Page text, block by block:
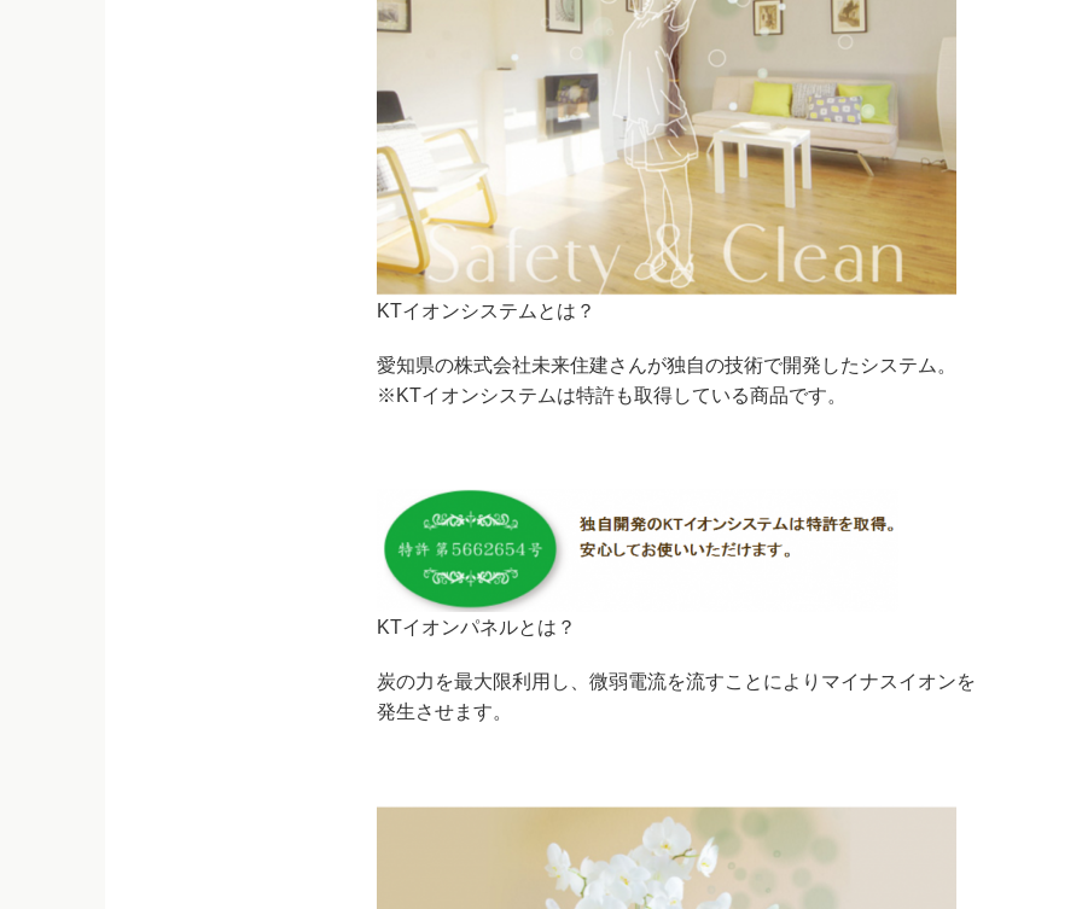
KTイオンシステムとは？
愛知県の株式会社未来住建さんが独自の技術で開発したシステム。
※KTイオンシステムは特許も取得している商品です。
KTイオンパネルとは？
炭の力を最大限利用し、微弱電流を流すことによりマイナスイオンを
発生させます。